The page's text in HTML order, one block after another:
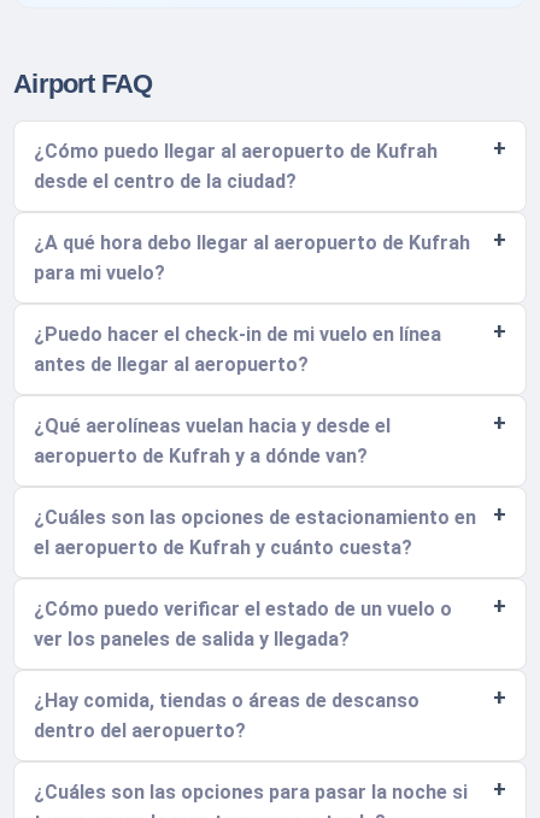
Airport FAQ
¿Cómo puedo llegar al aeropuerto de Kufrah
desde el centro de la ciudad?
¿A qué hora debo llegar al aeropuerto de Kufrah
para mi vuelo?
¿Puedo hacer el check-in de mi vuelo en línea
antes de llegar al aeropuerto?
¿Qué aerolíneas vuelan hacia y desde el
aeropuerto de Kufrah y a dónde van?
¿Cuáles son las opciones de estacionamiento en
el aeropuerto de Kufrah y cuánto cuesta?
¿Cómo puedo verificar el estado de un vuelo o
ver los paneles de salida y llegada?
¿Hay comida, tiendas o áreas de descanso
dentro del aeropuerto?
¿Cuáles son las opciones para pasar la noche si